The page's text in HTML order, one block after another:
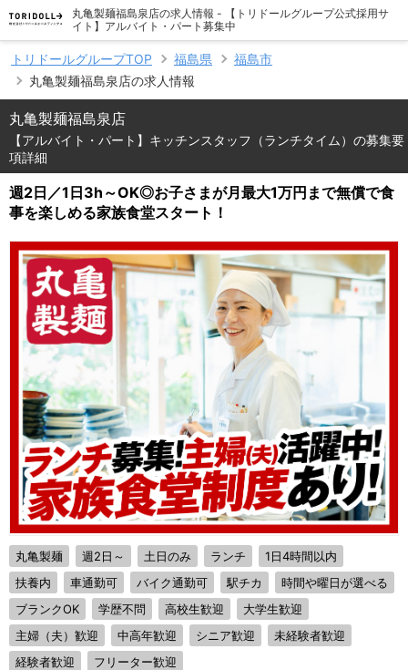
丸亀製麺福島泉店の求人情報 - 【トリドールグループ公式採用サ
イト】アルバイト・パート募集中
トリドールグループTOP 福島県
福島市
丸亀製麺福島泉店の求人情報
丸亀製麺福島泉店
【アルバイト・パート】キッチンスタッフ（ランチタイム）の募集要
項詳細
週2日／1日3h～OK◎お子さまが月最大1万円まで無償で食
事を楽しめる家族食堂スタート！
丸亀製麺 週2日～ 土日のみ ランチ
1日4時間以内
扶養内
車通勤可 バイク通勤可 駅チカ
時間や曜日が選べる
ブランクOK
学歴不問 高校生歓迎
大学生歓迎
主婦（夫）歓迎
中高年歓迎 シニア歓迎
未経験者歓迎
経験者歓迎
フリーター歓迎